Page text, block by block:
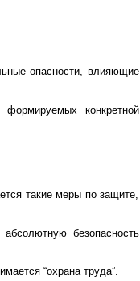
опасности, влияющие
конкретной
такие меры по защите,
безопасность
“охрана труда”.